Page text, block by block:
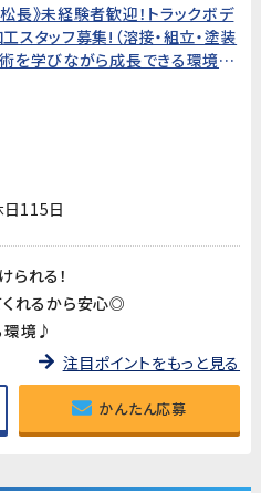
長》未経験者歓迎！トラックボデ
スタッフ募集!（溶接・組立・塗装
を学びながら成長できる環境で
115日
れる！
くれるから安心◎
環境♪
注目ポイントをもっと見る
かんたん応募